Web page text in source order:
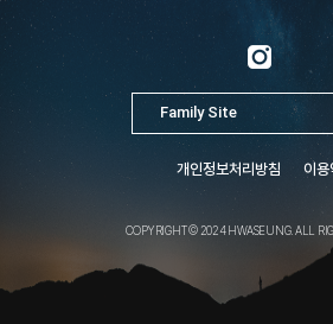
개인정보처리방침 이용
COPYRIGHT © 2024 HWASEUNG. ALL